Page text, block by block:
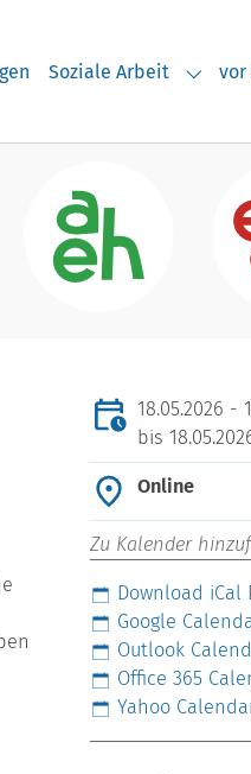
Soziale Arbeit vor
18.05.2026 -
bis
Online
Zu Kalender
Download iCal
Google
Outlook
Office 365
Yahoo